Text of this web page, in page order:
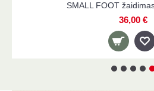
TICKIT smėlio laikrodis, 3